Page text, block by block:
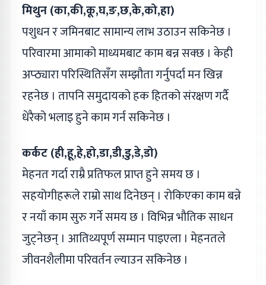
मिथुन (का,की,कू,घ,ङ,छ,के,को,हा)
पशुधन र जमिनबाट सामान्य लाभ उठाउन सकिनेछ ।
परिवारमा आमाको माध्यमबाट काम बन्न सक्छ । केही
अप्ठ्यारा परिस्थितिसँग सम्झौता गर्नुपर्दा मन खिन्न
रहनेछ । तापनि समुदायको हक हितको संरक्षण गर्दै
धेरैको भलाइ हुने काम गर्न सकिनेछ ।
कर्कट (ही,हू,हे,हो,डा,डी,डु,डे,डो)
मेहनत गर्दा राम्रै प्रतिफल प्राप्त हुने समय छ ।
सहयोगीहरूले राम्रो साथ दिनेछन् । रोकिएका काम बन्ने
र नयाँ काम सुरु गर्ने समय छ । विभिन्न भौतिक साधन
जुट्नेछन् । आतिथ्यपूर्ण सम्मान पाइएला । मेहनतले
जीवनशैलीमा परिवर्तन ल्याउन सकिनेछ ।